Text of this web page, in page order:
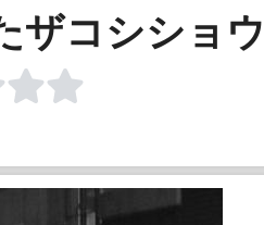
ザコシショウ